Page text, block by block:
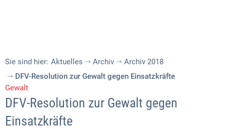
Sie sind hier: Aktuelles Archiv
Archiv 2018
DFV-Resolution zur Gewalt gegen Einsatzkräfte
Gewalt
DFV-Resolution zur Gewalt gegen
Einsatzkräfte